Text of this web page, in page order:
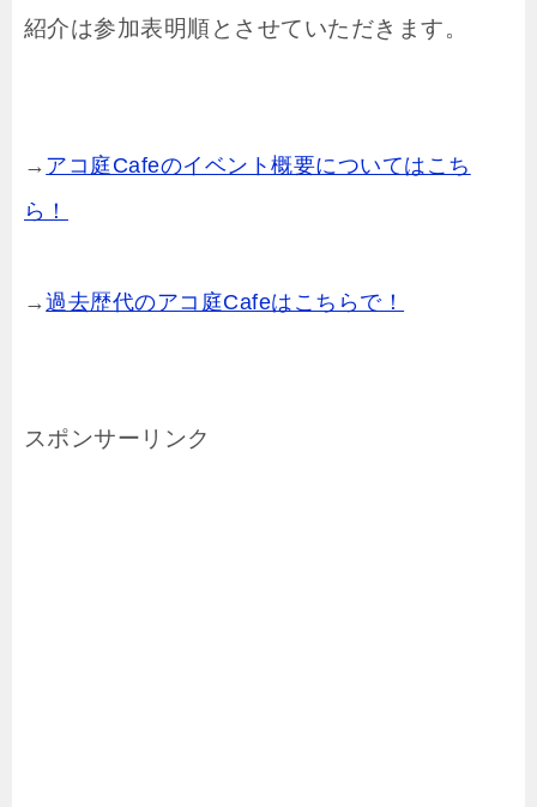
紹介は参加表明順とさせていただきます。
→ アコ庭Cafeのイベント概要についてはこち
ら！
→過去歴代のアコ庭Cafeはこちらで！
スポンサーリンク